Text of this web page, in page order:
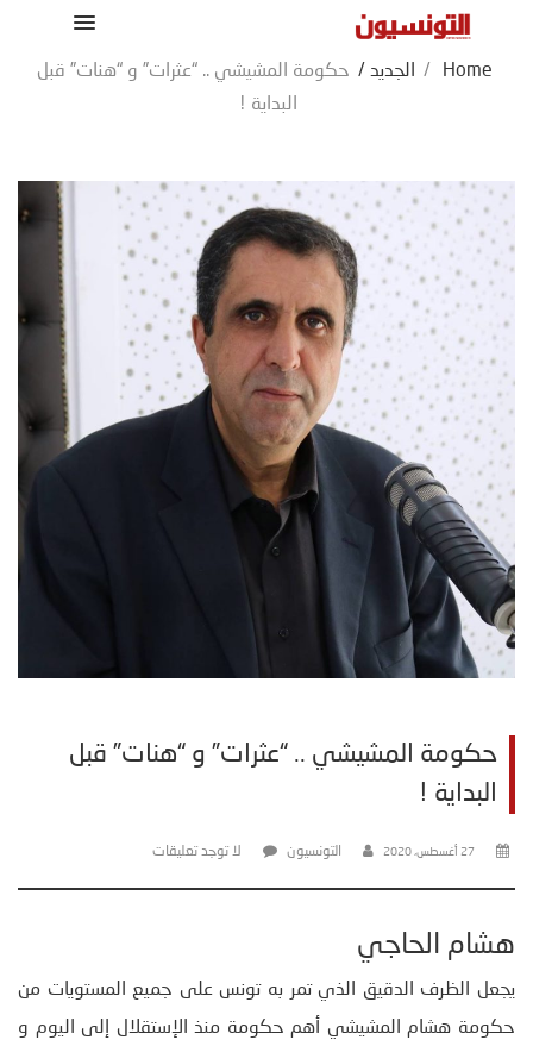
Home
/ الجديد / حكومة المشيشي .. “عثرات” و “هنات” قبل
البداية !
حكومة المشيشي .. “عثرات” و “هنات” قبل
البداية !
27 أغسطس، 2020 التونسيون لا توجد تعليقات
هشام الحاجي
يجعل الظرف الدقيق الذي تمر به تونس على جميع المستويات من
حكومة هشام المشيشي أهم حكومة منذ الإستقلال إلى اليوم و